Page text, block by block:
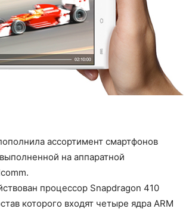
ассортимент смартфонов
на аппаратной
процессор Snapdragon 410
которого входят четыре ядра ARM